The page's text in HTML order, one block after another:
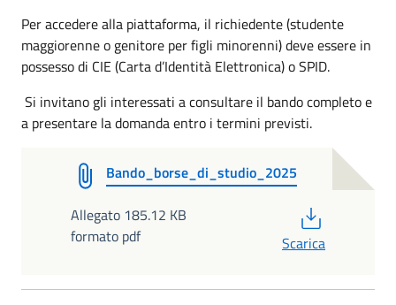
Per accedere alla piattaforma, il richiedente (studente
maggiorenne o genitore per figli minorenni) deve essere in
possesso di CIE (Carta d’Identità Elettronica) o SPID.
Si invitano gli interessati a consultare il bando completo e
a presentare la domanda entro i termini previsti.
Bando_borse_di_studio_2025
Allegato 185.12 KB
formato pdf
Scarica